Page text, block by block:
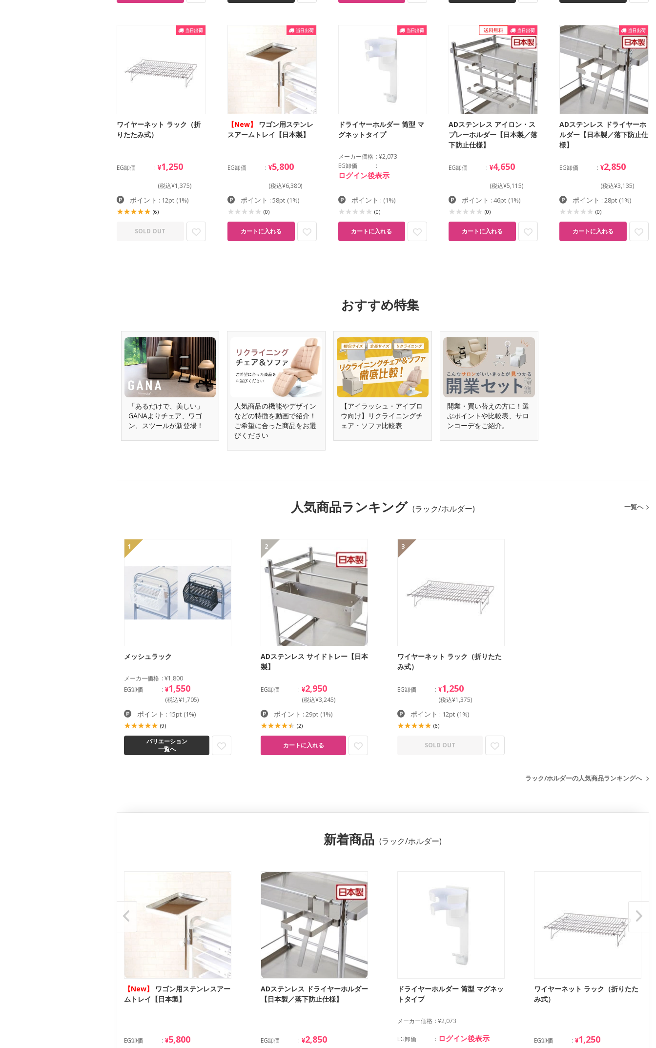
ワイヤーネット ラック（折
りたたみ式）
EG卸価 ¥1,250
(税込¥1,375)
ポイント : 12pt (1%)
(6)
SOLD OUT
【New】
ワゴン用ステンレ
スアームトレイ【日本製】
EG卸価 ¥5,800
(税込¥6,380)
ポイント : 58pt (1%)
(0)
カートに入れる
ドライヤーホルダー 筒型 マ
グネットタイプ
メーカー価格
¥2,073
EG卸価
ログイン後表示
ポイント : (1%)
(0)
カートに入れる
ADステンレス アイロン・ス
プレーホルダー【日本製／落
下防止仕様】
EG卸価 ¥4,650
(税込¥5,115)
ポイント : 46pt (1%)
(0)
カートに入れる
ADステンレス ドライヤーホ
ルダー【日本製／落下防止仕
様】
EG卸価 ¥2,850
(税込¥3,135)
ポイント : 28pt (1%)
(0)
カートに入れる
おすすめ特集
「あるだけで、美しい」
GANAよりチェア、ワゴ
ン、スツールが新登場！
人気商品の機能やデザイン
などの特徴を動画で紹介！
ご希望に合った商品をお選
びください
【アイラッシュ・アイブロ
ウ向け】リクライニングチ
ェア・ソファ比較表
開業・買い替えの方に！選
ぶポイントや比較表、サロ
ンコーデをご紹介。
人気商品ランキング (ラック/ホルダー) 一覧へ
1
メッシュラック
メーカー価格
¥1,800
EG卸価
¥1,550
(税込¥1,705)
ポイント : 15pt (1%)
(9)
バリエーション
一覧へ
2
ADステンレス サイドトレー【日本
製】
EG卸価 ¥2,950
(税込¥3,245)
ポイント : 29pt (1%)
(2)
カートに入れる
3
ワイヤーネット ラック（折りたた
み式）
EG卸価 ¥1,250
(税込¥1,375)
ポイント : 12pt (1%)
(6)
SOLD OUT
ラック/ホルダーの人気商品ランキングへ
新着商品 (ラック/ホルダー)
【New】
ワゴン用ステンレスアー
ムトレイ【日本製】
EG卸価 ¥5,800
ADステンレス ドライヤーホルダー
【日本製／落下防止仕様】
EG卸価 ¥2,850
ドライヤーホルダー 筒型 マグネッ
トタイプ
メーカー価格 ¥2,073
EG卸価 ログイン後表示
ワイヤーネット ラック（折りたた
み式）
EG卸価 ¥1,250